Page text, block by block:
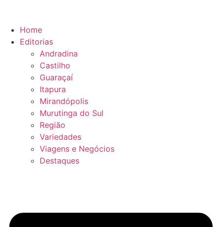
conteúdo
Home
Editorias
Andradina
Castilho
Guaraçaí
Itapura
Mirandópolis
Murutinga do Sul
Região
Variedades
Viagens e Negócios
Destaques